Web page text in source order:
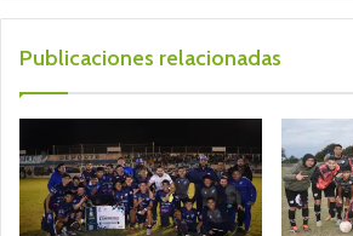
Publicaciones relacionadas